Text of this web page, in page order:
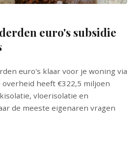
euro's subsidie
euro's klaar voor je woning via
overheid heeft €322,5 miljoen
vloerisolatie en
de meeste eigenaren vragen